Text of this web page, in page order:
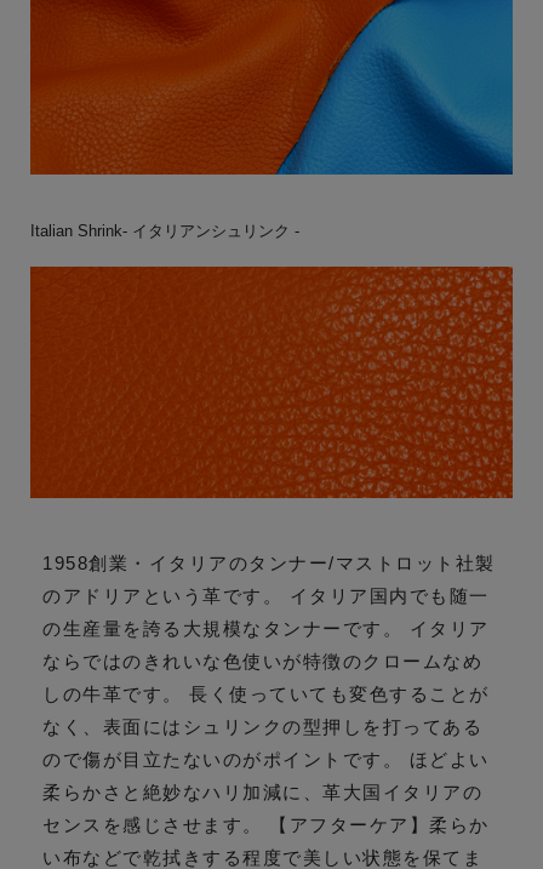
Italian Shrink- イタリアンシュリンク -
1958創業・イタリアのタンナー/マストロット社製
のアドリアという革です。 イタリア国内でも随一
の生産量を誇る大規模なタンナーです。 イタリア
ならではのきれいな色使いが特徴のクロームなめ
しの牛革です。 長く使っていても変色することが
なく、表面にはシュリンクの型押しを打ってある
ので傷が目立たないのがポイントです。 ほどよい
柔らかさと絶妙なハリ加減に、革大国イタリアの
センスを感じさせます。 【アフターケア】柔らか
い布などで乾拭きする程度で美しい状態を保てま